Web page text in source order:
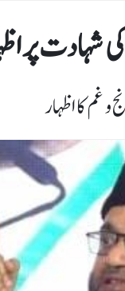
شہادت پر
غم کا اظہار